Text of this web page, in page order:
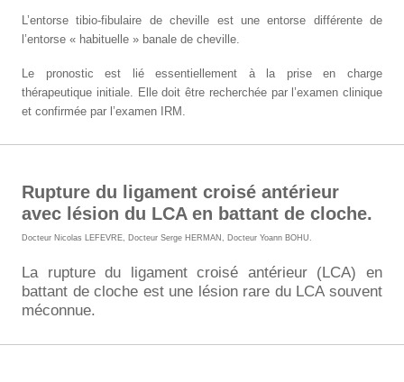
L’entorse tibio-fibulaire de cheville est une entorse différente de
l’entorse « habituelle » banale de cheville.
Le pronostic est lié essentiellement à la prise en charge
thérapeutique initiale. Elle doit être recherchée par l’examen clinique
et confirmée par l’examen IRM.
Rupture du ligament croisé antérieur
avec lésion du LCA en battant de cloche.
Docteur Nicolas LEFEVRE, Docteur Serge HERMAN , Docteur Yoann BOHU.
La rupture du ligament croisé antérieur (LCA) en
battant de cloche est une lésion rare du LCA souvent
méconnue.